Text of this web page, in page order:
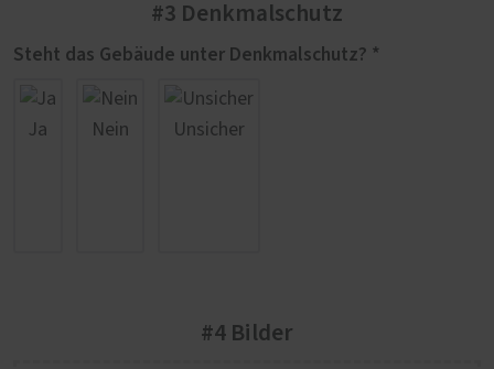
#3 Denkmalschutz
Steht das Gebäude unter Denkmalschutz? *
Ja Nein Unsicher
#4 Bilder